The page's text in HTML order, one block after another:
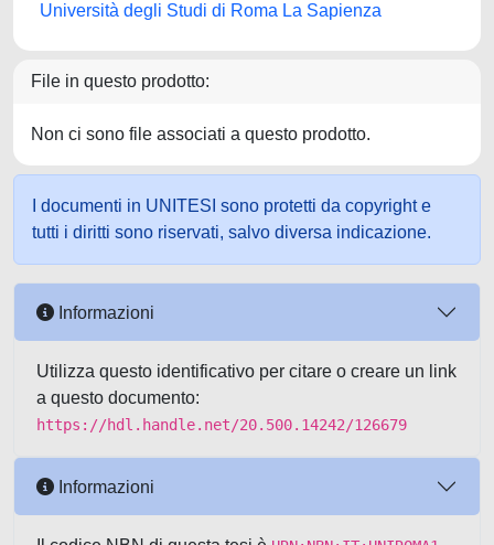
Università degli Studi di Roma La Sapienza
File in questo prodotto:
Non ci sono file associati a questo prodotto.
I documenti in UNITESI sono protetti da copyright e
tutti i diritti sono riservati, salvo diversa indicazione.
Informazioni
Utilizza questo identificativo per citare o creare un link
a questo documento:
https://hdl.handle.net/20.500.14242/126679
Informazioni